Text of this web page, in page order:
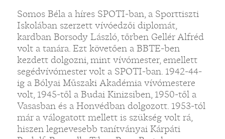
Somos Béla a híres SPOTI-ban, a Sporttiszti
Iskolában szerzett vívóedzői diplomát,
kardban Borsody László, tőrben Gellér Alfréd
volt a tanára. Ezt követően a BBTE-ben
kezdett dolgozni, mint vívómester, emellett
segédvívómester volt a SPOTI-ban. 1942-44-
ig a Bólyai Műszaki Akadémia vívómestere
volt, 1945-től a Budai Kinizsiben, 1950-től a
Vasasban és a Honvédban dolgozott. 1953-tól
már a válogatott mellett is szükség volt rá,
hiszen legnevesebb tanítványai Kárpáti